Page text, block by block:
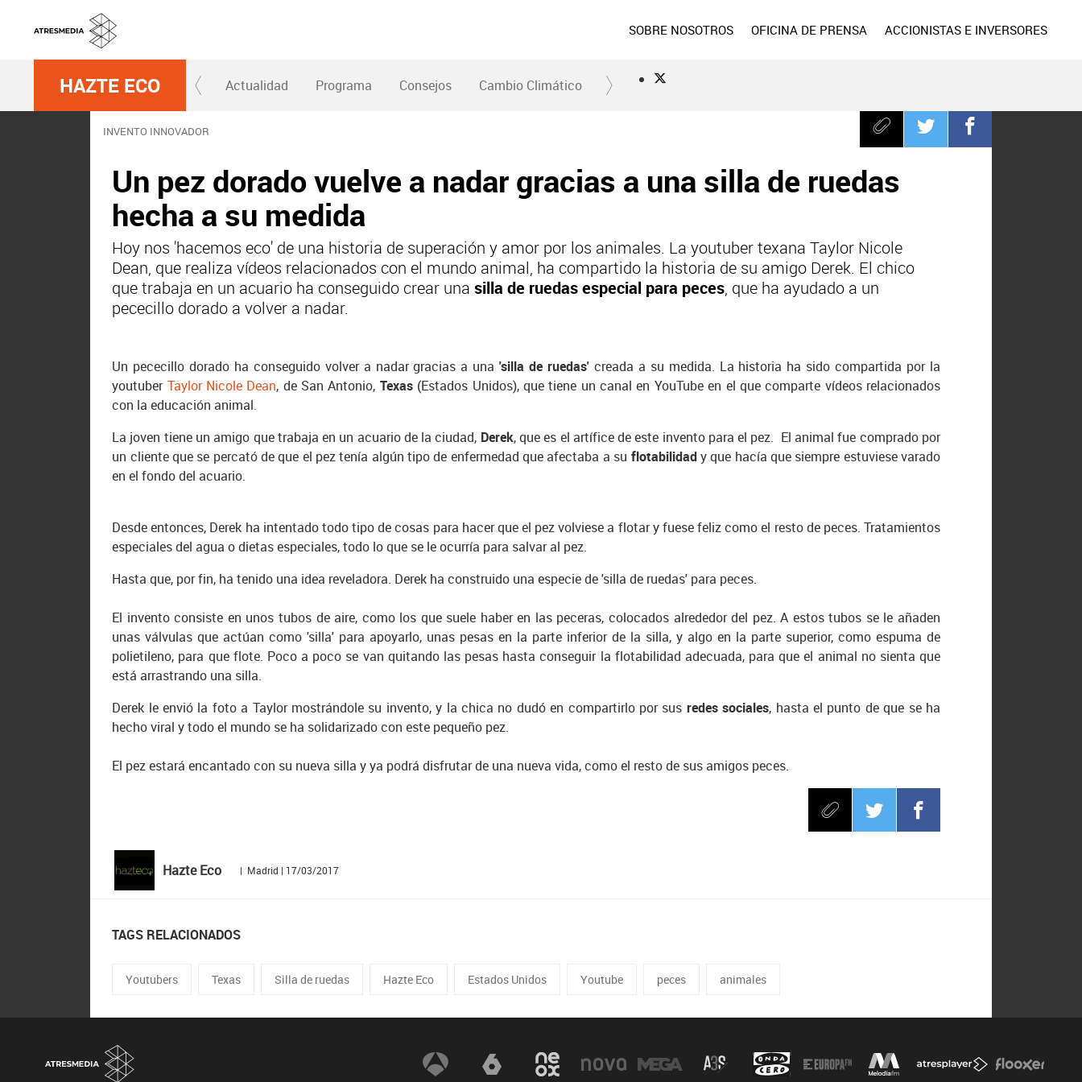
SOBRE NOSOTROS OFICINA DE PRENSA ACCIONISTAS E INVERSORES
HAZTE ECO Actualidad Programa Consejos Cambio Climático
INVENTO INNOVADOR
Un pez dorado vuelve a nadar gracias a una silla de ruedas
hecha a su medida
Hoy nos 'hacemos eco' de una historia de superación y amor por los animales. La youtuber texana Taylor Nicole
Dean, que realiza vídeos relacionados con el mundo animal, ha compartido la historia de su amigo Derek. El chico
que trabaja en un acuario ha conseguido crear unasilla de ruedas especial para peces, que ha ayudado a un
pececillo dorado a volver a nadar.
Un pececillo dorado ha conseguido volver a nadar gracias a una'silla de ruedas' creada a su medida. La historia ha sido compartida por la
youtuber Taylor Nicole Dean, de San Antonio, Texas(Estados Unidos), que tiene un canal en YouTube en el que comparte vídeos relacionados
con la educación animal.
La joven tiene un amigo que trabaja en un acuario de la ciudad, Derek, que es el artífice de este invento para el pez. El animal fue comprado por
un cliente que se percató de que el pez tenía algún tipo de enfermedad que afectaba a su flotabilidady que hacía que siempre estuviese varado
en el fondo del acuario.
Desde entonces, Derek ha intentado todo tipo de cosas para hacer que el pez volviese a flotar y fuese feliz como el resto de peces. Tratamientos
especiales del agua o dietas especiales, todo lo que se le ocurría para salvar al pez.
Hasta que, por fin, ha tenido una idea reveladora. Derek ha construido una especie de 'silla de ruedas' para peces.
El invento consiste en unos tubos de aire, como los que suele haber en las peceras, colocados alrededor del pez. A estos tubos se le añaden
unas válvulas que actúan como 'silla' para apoyarlo, unas pesas en la parte inferior de la silla, y algo en la parte superior, como espuma de
polietileno, para que flote. Poco a poco se van quitando las pesas hasta conseguir la flotabilidad adecuada, para que el animal no sienta que
está arrastrando una silla.
Derek le envió la foto a Taylor mostrándole su invento, y la chica no dudó en compartirlo por sus redes sociales, hasta el punto de que se ha
hecho viral y todo el mundo se ha solidarizado con este pequeño pez.
El pez estará encantado con su nueva silla y ya podrá disfrutar de una nueva vida, como el resto de sus amigos peces.
Hazte Eco | Madrid | 17/03/2017
TAGS RELACIONADOS
Youtubers Texas Silla de ruedas Hazte Eco Estados Unidos Youtube peces animales